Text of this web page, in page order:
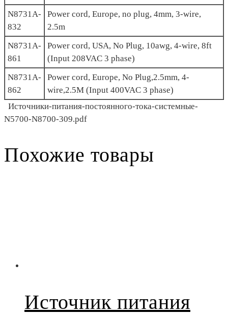
N8731A-
832
Power cord, Europe, no plug, 4mm, 3-wire,
2.5m
N8731A-
861
Power cord, USA, No Plug, 10awg, 4-wire, 8ft
(Input 208VAC 3 phase)
N8731A-
862
Power cord, Europe, No Plug,2.5mm, 4-
wire,2.5M (Input 400VAC 3 phase)
Источники-питания-постоянного-тока-системные-
N5700-N8700-309.pdf
Похожие товары
Источник питания